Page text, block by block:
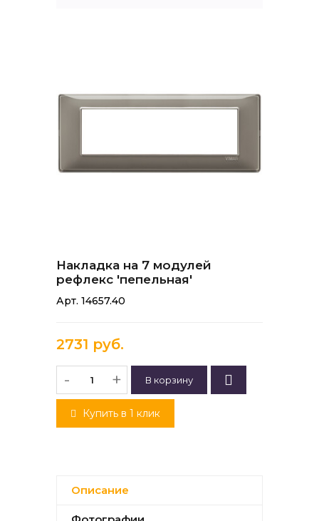
Накладка на 7 модулей
рефлекс 'пепельная'
Арт. 14657.40
2731 руб.
- +
Купить в 1 клик
Описание